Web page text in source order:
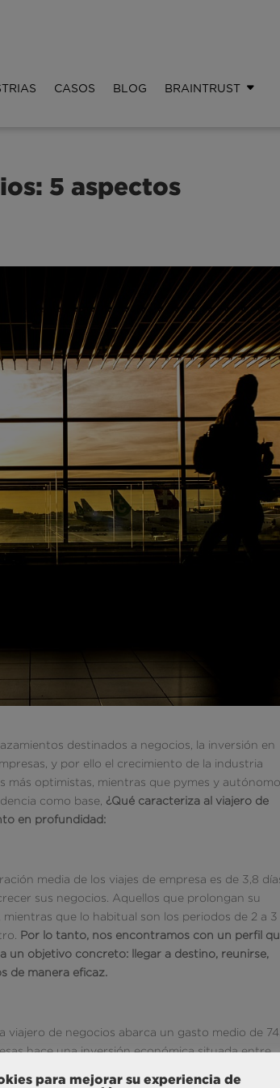
CASOS BLOG BRAINTRUST
5 aspectos
destinados a negocios, la inversión en
y por ello el crecimiento de la industria
más optimistas, mientras que pymes y
como base, ¿Qué caracteriza al viajero de
en profundidad:
media de los viajes de empresa es de 3,8
sus negocios. Aquellos que prolongan su
que lo habitual son los periodos de 2 a 3
Por lo tanto, nos encontramos con un perfil
un objetivo concreto: llegar a destino, reunirse,
de manera eficaz.
viajero de negocios abarca un gasto medio de
hace una inversión económica situada entre
más de 1000 euros. Además, el montante es
para mejorar su experiencia de